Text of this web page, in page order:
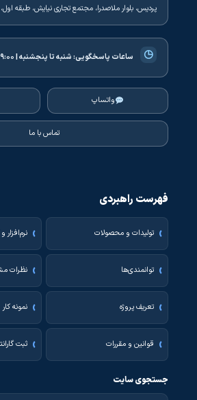
پردیس، بلوار ملاصدرا، مجتمع تجاری نیایش، طبقه اول،
◷ ساعات پاسخگویی:شنبه تا پنجشنبه | ۹:۰۰ تا ۱۷:۰۰
واتساپ
تماس با ما
فهرست راهبردی
تولیدات و محصولات نرم‌افزار
توانمندی‌ها نظرات
تعریف پروژه نمونه کار
قوانین و مقررات ثبت
جستجوی سایت